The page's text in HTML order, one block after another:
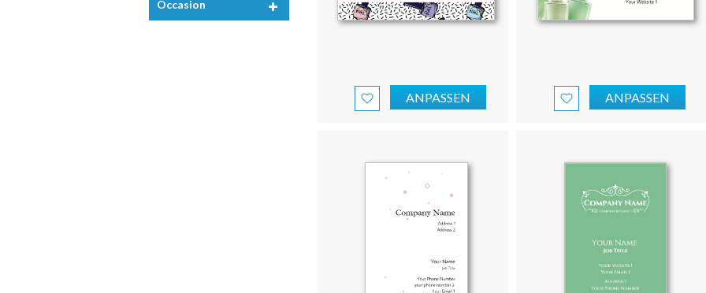
Occasion
ANPASSEN ANPASSEN